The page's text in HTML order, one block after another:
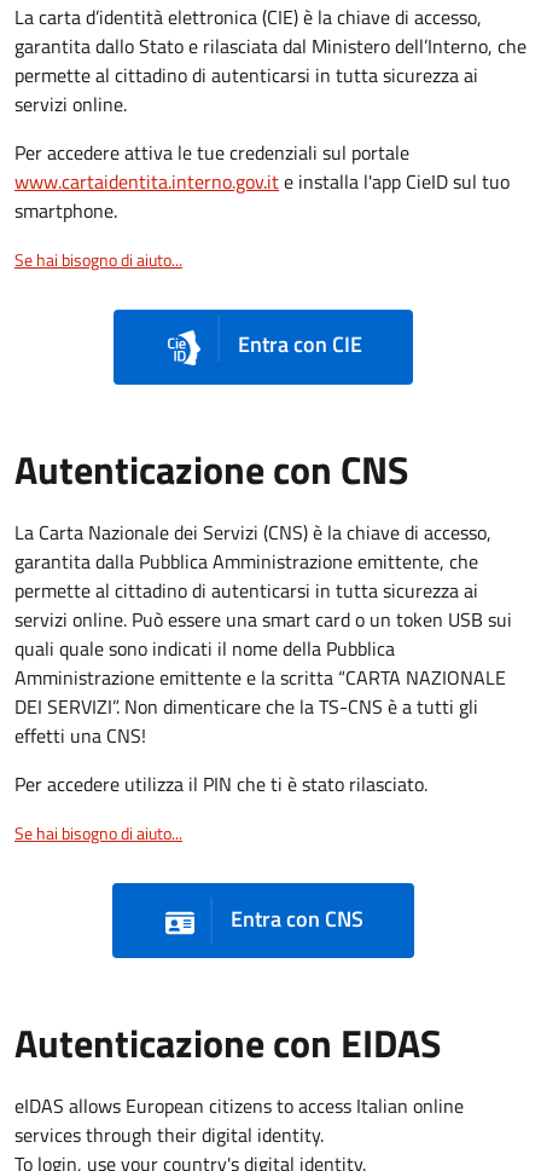
La carta d’identità elettronica (CIE) è la chiave di accesso,
garantita dallo Stato e rilasciata dal Ministero dell’Interno, che
permette al cittadino di autenticarsi in tutta sicurezza ai
servizi online.
Per accedere attiva le tue credenziali sul portale
www.cartaidentita.interno.gov.ite installa l'app CieID sul tuo
smartphone.
Se hai bisogno di aiuto...
Entra con CIE
Autenticazione con CNS
La Carta Nazionale dei Servizi (CNS) è la chiave di accesso,
garantita dalla Pubblica Amministrazione emittente, che
permette al cittadino di autenticarsi in tutta sicurezza ai
servizi online. Può essere una smart card o un token USB sui
quali quale sono indicati il nome della Pubblica
Amministrazione emittente e la scritta “CARTA NAZIONALE
DEI SERVIZI”. Non dimenticare che la TS-CNS è a tutti gli
effetti una CNS!
Per accedere utilizza il PIN che ti è stato rilasciato.
Se hai bisogno di aiuto...
Entra con CNS
Autenticazione con EIDAS
eIDAS allows European citizens to access Italian online
services through their digital identity.
To login, use your country's digital identity.